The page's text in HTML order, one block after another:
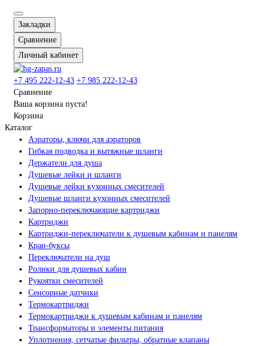
Закладки
Сравнение
Личный кабинет
+7 495 222-12-43 +7 985 222-12-43
Сравнение
Ваша корзина пуста!
Корзина
Каталог
Аэраторы, ключи для аэраторов
Гибкая подводка и вытяжные шланги
Держатели для душа
Душевые лейки и шланги
Душевые лейки кухонных смесителей
Душевые шланги кухонных смесителей
Запорно-переключающие картриджи
Картриджи
Картриджи-переключатели к душевым кабинам и панелям
Кран-буксы
Переключатели на душ
Ролики для душевых кабин
Рукоятки смесителей
Сенсорные датчики
Термокартриджи
Термокартриджи к душевым кабинам и панелям
Трансформаторы и элементы питания
Уплотнения, сетчатые фильтры, обратные клапаны